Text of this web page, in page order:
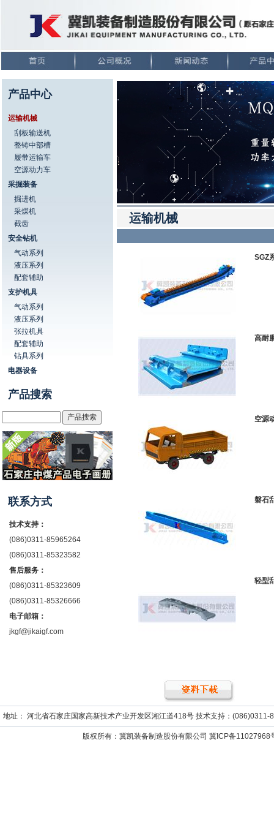
产品中心
运输机械
刮板输送机
整铸中部槽
履带运输车
空源动力车
采掘装备
掘进机
采煤机
截齿
安全钻机
气动系列
液压系列
配套辅助
支护机具
气动系列
液压系列
张拉机具
配套辅助
钻具系列
电器设备
产品搜索
联系方式
技术支持：
(086)0311-85965264
(086)0311-85323582
售后服务：
(086)0311-85323609
(086)0311-85326666
电子邮箱：
jkgf@jikaigf.com
运输机械
SGZ
高耐
空源
磐石
轻型
地址： 河北省石家庄国家高新技术产业开发区湘江道418号 技术支持：
版权所有：冀凯装备制造股份有限公司 冀ICP备11027968